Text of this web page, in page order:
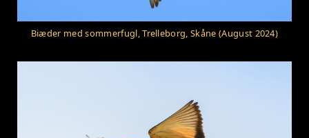
Biæder med sommerfugl, Trelleborg, Skåne (August 2024)